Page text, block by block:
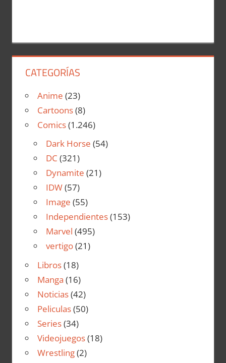
CATEGORÍAS
Anime (23)
Cartoons(8)
Comics(1.246)
Dark Horse (54)
DC (321)
Dynamite (21)
IDW(57)
Image (55)
Independientes(153)
Marvel (495)
vertigo(21)
Libros(18)
Manga (16)
Noticias(42)
Peliculas(50)
Series(34)
Videojuegos(18)
Wrestling(2)